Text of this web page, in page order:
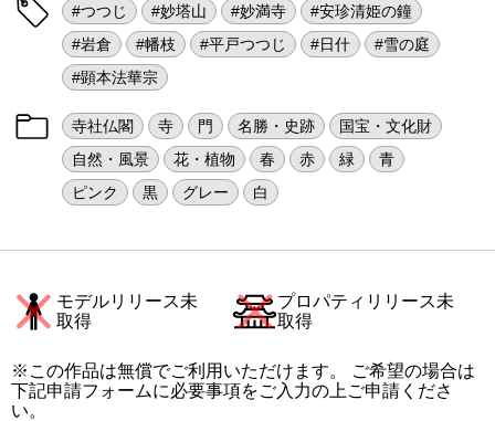
#つつじ #妙塔山 #妙満寺
#安珍清姫の鐘
#岩倉
#幡枝 #平戸つつじ #日什
#雪の庭
#顕本法華宗
寺社仏閣 寺 門 名勝・史跡
国宝・文化財
自然・風景
花・植物 春 赤 緑
青
ピンク
黒 グレー 白
モデルリリース未
取得
プロパティリリース未
取得
※この作品は無償でご利用いただけます。 ご希望の場合は
下記申請フォームに必要事項をご入力の上ご申請くださ
い。